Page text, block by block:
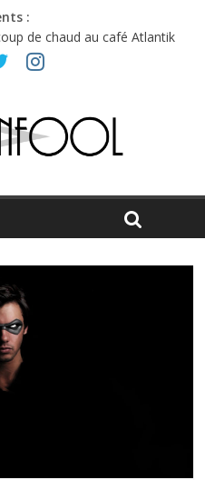
:
de chaud au café Atlantik
et émotions en hausse
choisir entre chaleur et bonne
: entre bière, métal et
de pop du Professeur Puth